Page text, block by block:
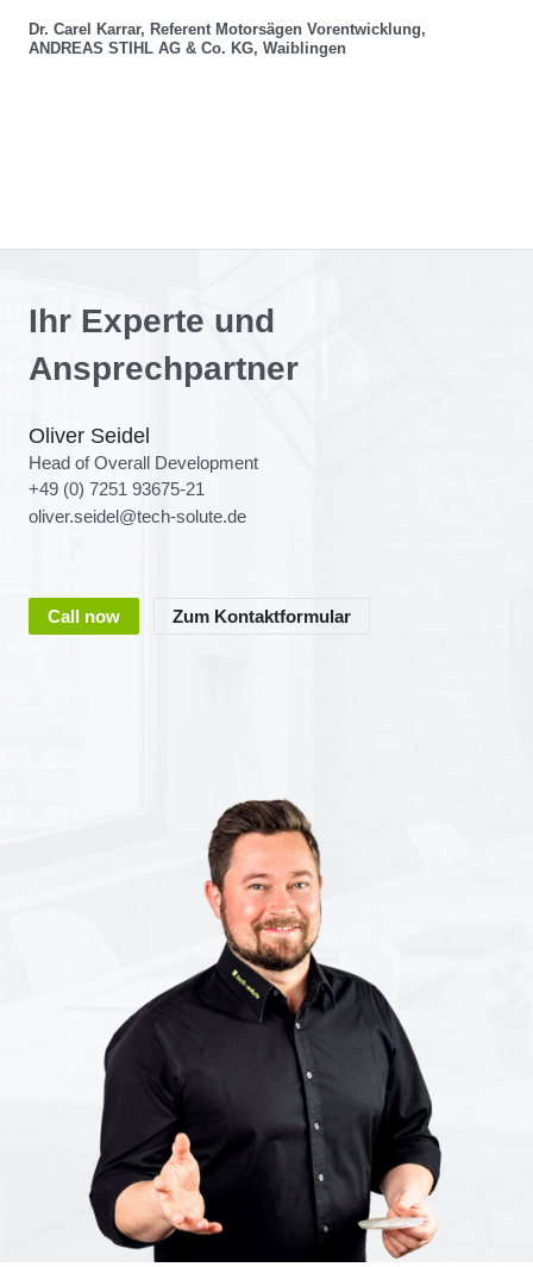
Dr. Carel Karrar, Referent Motorsägen Vorentwicklung,
ANDREAS STIHL AG & Co. KG, Waiblingen
Ihr Experte und
Ansprechpartner
Oliver Seidel
Head of Overall Development
+49 (0) 7251 93675-21
oliver.seidel@tech-solute.de
Call now Zum Kontaktformular